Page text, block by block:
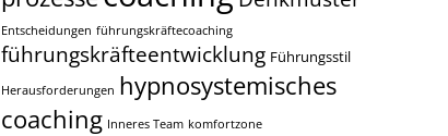
Entscheidungen führungskräftecoaching
führungskräfteentwicklung Führungsstil
Herausforderungen hypnosystemisches
coaching Inneres Team komfortzone